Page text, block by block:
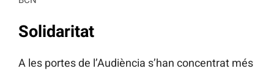
Solidaritat
A les portes de l’Audiència s’han concentrat més